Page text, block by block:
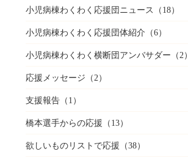
小児病棟わくわく応援団ニュース （18）
小児病棟わくわく応援団体紹介 （6）
小児病棟わくわく横断団アンバサダー （2）
応援メッセージ （2）
支援報告（1）
橋本選手からの応援 （13）
欲しいものリストで応援 （38）